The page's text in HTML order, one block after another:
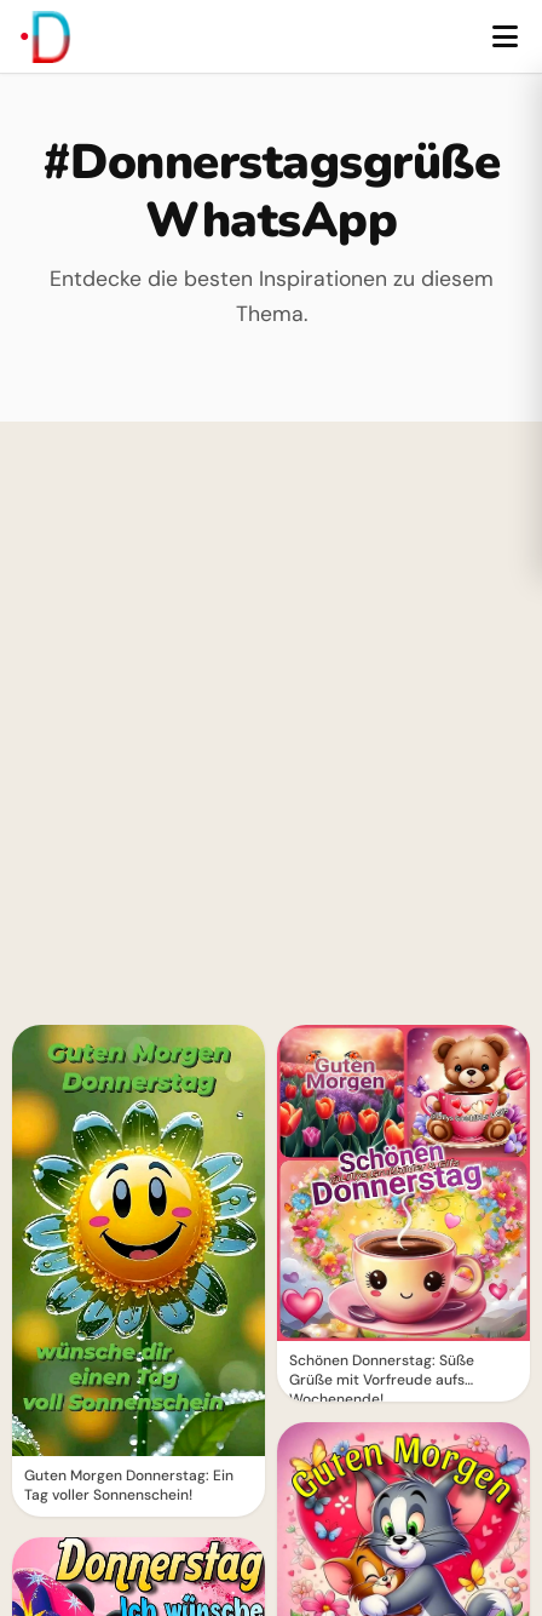
#Donnerstagsgrüße
WhatsApp
Entdecke die besten Inspirationen zu diesem
Thema.
Guten Morgen Donnerstag: Ein
Tag voller Sonnenschein!
Schönen Donnerstag: Süße
Grüße mit Vorfreude aufs
Wochenende!